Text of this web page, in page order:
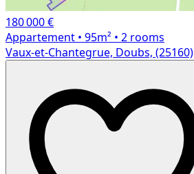
180 000 €
Appartement • 95m² • 2 rooms
Vaux-et-Chantegrue, Doubs, (25160)